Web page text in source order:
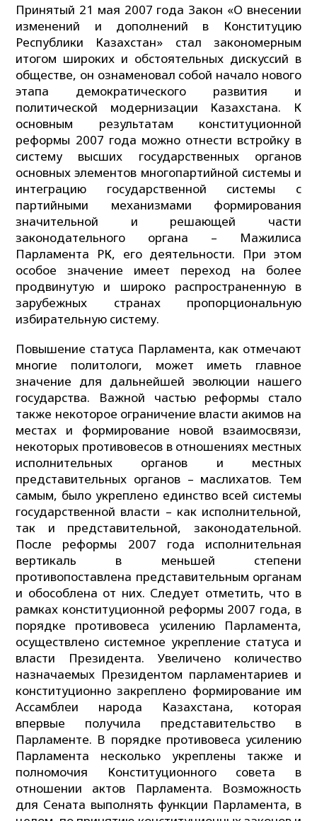
Принятый 21 мая 2007 года Закон «О внесении
изменений и дополнений в Конституцию
Республики Казахстан» стал закономерным
итогом широких и обстоятельных дискуссий в
обществе, он ознаменовал собой начало нового
этапа демократического развития и
политической модернизации Казахстана. К
основным результатам конституционной
реформы 2007 года можно отнести встройку в
систему высших государственных органов
основных элементов многопартийной системы и
интеграцию государственной системы с
партийными механизмами формирования
значительной и решающей части
законодательного органа – Мажилиса
Парламента РК, его деятельности. При этом
особое значение имеет переход на более
продвинутую и широко распространенную в
зарубежных странах пропорциональную
избирательную систему.
Повышение статуса Парламента, как отмечают
многие политологи, может иметь главное
значение для дальнейшей эволюции нашего
государства. Важной частью реформы стало
также некоторое ограничение власти акимов на
местах и формирование новой взаимосвязи,
некоторых противовесов в отношениях местных
исполнительных органов и местных
представительных органов – маслихатов. Тем
самым, было укреплено единство всей системы
государственной власти – как исполнительной,
так и представительной, законодательной.
После реформы 2007 года исполнительная
вертикаль в меньшей степени
противопоставлена представительным органам
и обособлена от них. Следует отметить, что в
рамках конституционной реформы 2007 года, в
порядке противовеса усилению Парламента,
осуществлено системное укрепление статуса и
власти Президента. Увеличено количество
назначаемых Президентом парламентариев и
конституционно закреплено формирование им
Ассамблеи народа Казахстана, которая
впервые получила представительство в
Парламенте. В порядке противовеса усилению
Парламента несколько укреплены также и
полномочия Конституционного совета в
отношении актов Парламента. Возможность
для Сената выполнять функции Парламента, в